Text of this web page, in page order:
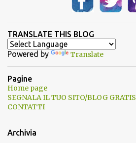
TRANSLATE THIS BLOG
Powered by Translate
Pagine
Home page
SEGNALA IL TUO SITO/BLOG GRATIS
CONTATTI
Archivia